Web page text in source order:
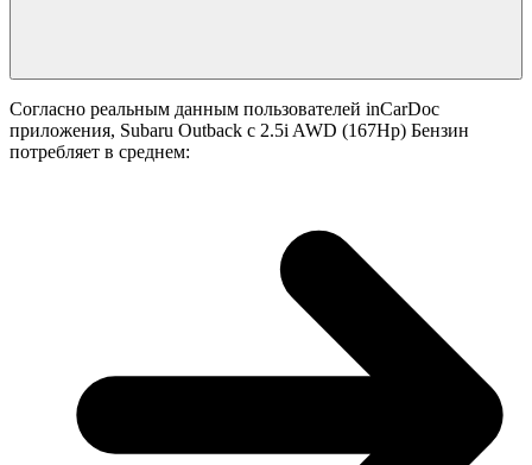
Согласно реальным данным пользователей inCarDoc
приложения, Subaru Outback с 2.5i AWD (167Hp) Бензин
потребляет в среднем: